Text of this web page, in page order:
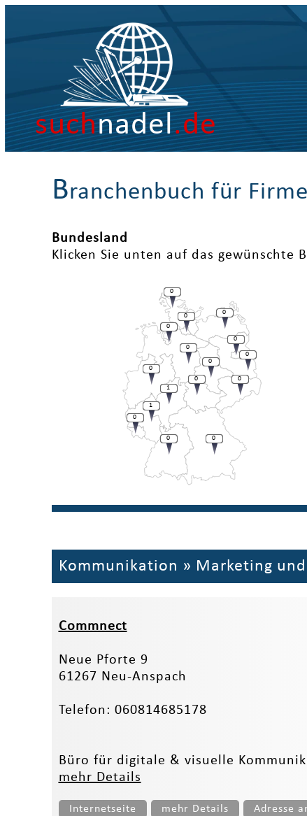
suchnadel.de
Branchenbuch für
Bundesland
Klicken Sie unten auf das gewünschte
0
0
0
0
0
0
0
0
0
0
0
1
1
0
0
0
Kommunikation » Marketing
Commnect
Neue Pforte 9
61267 Neu-Anspach
Telefon: 060814685178
Büro für digitale & visuelle
mehr Details
Internetseite mehr Details Adresse